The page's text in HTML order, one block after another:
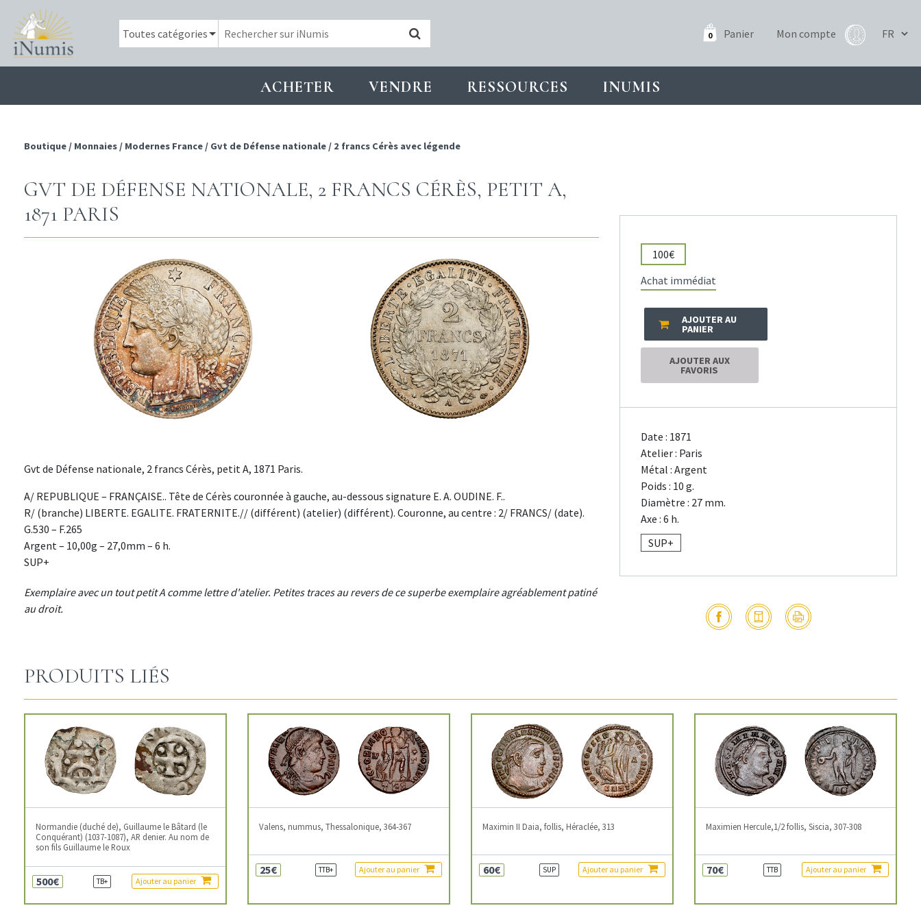
0 Panier Mon compte
ACHETER VENDRE RESSOURCES INUMIS
Boutique / Monnaies / Modernes France / Gvt de Défense nationale / 2 francs Cérès avec légende
GVT DE DÉFENSE NATIONALE, 2 FRANCS CÉRÈS, PETIT A,
1871 PARIS
Gvt de Défense nationale, 2 francs Cérès, petit A, 1871 Paris.
A/ REPUBLIQUE – FRANÇAISE.. Tête de Cérès couronnée à gauche, au-dessous signature E. A. OUDINE. F..
R/ (branche) LIBERTE. EGALITE. FRATERNITE.// (différent) (atelier) (différent). Couronne, au centre : 2/ FRANCS/ (date).
G.530 – F.265
Argent – 10,00g – 27,0mm – 6 h.
SUP+
Exemplaire avec un tout petit A comme lettre d'atelier. Petites traces au revers de ce superbe exemplaire agréablement patiné
au droit.
100€
Achat immédiat
AJOUTER AU
PANIER
AJOUTER AUX
FAVORIS
Date : 1871
Atelier : Paris
Métal : Argent
Poids : 10 g.
Diamètre : 27 mm.
Axe : 6 h.
SUP+
PRODUITS LIÉS
Normandie (duché de), Guillaume le Bâtard (le
Conquérant) (1037-1087), AR denier. Au nom de
son fils Guillaume le Roux
500€ TB+ Ajouter au panier
Valens, nummus, Thessalonique, 364-367
25€ TTB+ Ajouter au panier
Maximin II Daia, follis, Héraclée, 313
60€ SUP Ajouter au panier
Maximien Hercule,1/2 follis, Siscia, 307-308
70€ TTB Ajouter au panier